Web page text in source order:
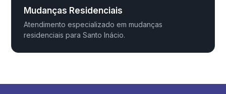
Mudanças Residenciais
Atendimento especializado em mudanças
residenciais para Santo Inácio.